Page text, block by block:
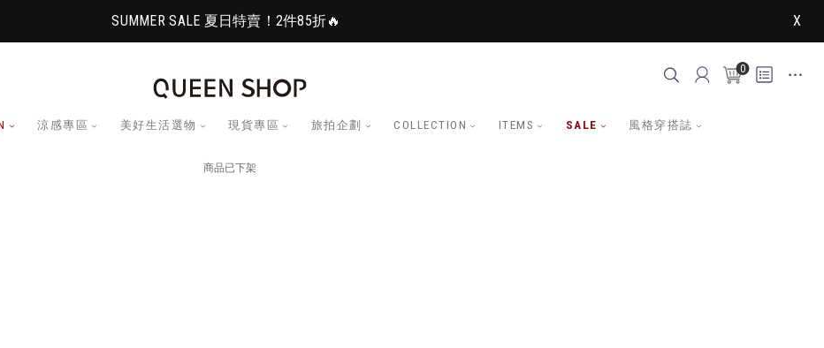
SUMMER SALE 夏日特賣！2件85折🔥 X
0
涼感專區 美好生活選物 現貨專區 旅拍企劃 COLLECTION ITEMS SALE 風格穿搭誌
商品已下架